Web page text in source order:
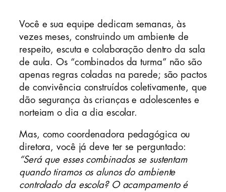
Você e sua equipe dedicam semanas, às
vezes meses, construindo um ambiente de
respeito, escuta e colaboração dentro da sala
de aula. Os “combinados da turma” não são
apenas regras coladas na parede; são pactos
de convivência construídos coletivamente, que
dão segurança às crianças e adolescentes e
norteiam o dia a dia escolar.
Mas, como coordenadora pedagógica ou
diretora, você já deve ter se perguntado:
“Será que esses combinados se sustentam
quando tiramos os alunos do ambiente
controlado da escola? O acampamento é